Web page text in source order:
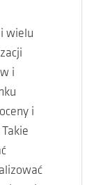
wielu
i
i